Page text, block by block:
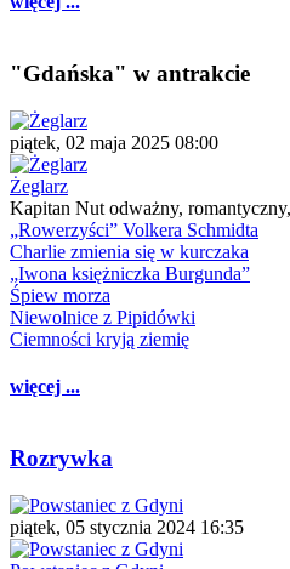
"Gdańska" w antrakcie
piątek, 02 maja 2025 08:00
Żeglarz
Kapitan Nut odważny,
„Rowerzyści” Volkera Schmidta
Charlie zmienia się w kurczaka
„Iwona księżniczka Burgunda”
Śpiew morza
Niewolnice z Pipidówki
Ciemności kryją ziemię
więcej ...
Rozrywka
piątek, 05 stycznia 2024 16:35